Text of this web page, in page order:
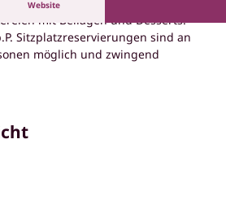
Website
mit Beilagen und Desserts.
Sitzplatzreservierungen sind an
möglich und zwingend